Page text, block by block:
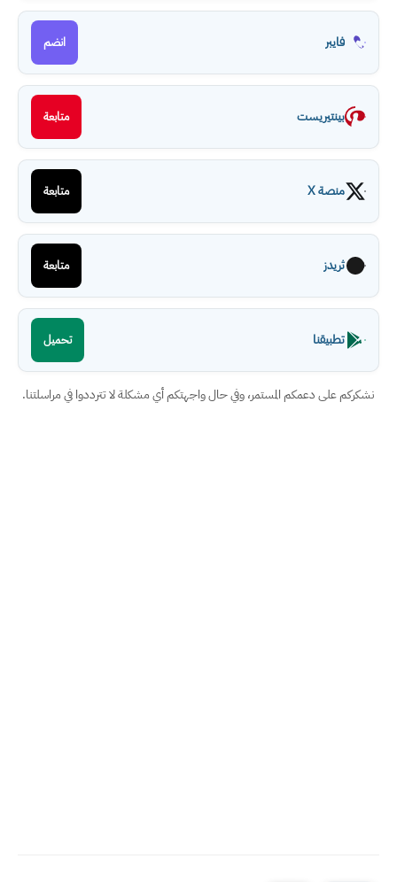
فايبر انضم
بينتيريست متابعة
منصة X متابعة
ثريدز متابعة
تطبيقنا تحميل
نشكركم على دعمكم المستمر، وفي حال واجهتكم أي مشكلة لا تترددوا في مراسلتنا.